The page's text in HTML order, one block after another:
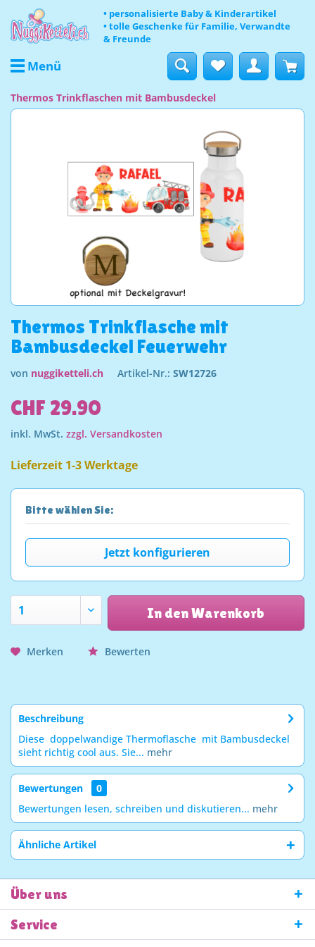
• personalisierte Baby & Kinderartikel
• tolle Geschenke für Familie, Verwandte
& Freunde
Menü
Thermos Trinkflaschen mit Bambusdeckel
Thermos Trinkflasche mit
Bambusdeckel Feuerwehr
von nuggiketteli.ch Artikel-Nr.: SW12726
CHF 29.90
inkl. MwSt. zzgl. Versandkosten
Lieferzeit 1-3 Werktage
Bitte wählen Sie:
Jetzt konfigurieren
In den Warenkorb
Merken Bewerten
Beschreibung
Diese doppelwandige Thermoflasche mit Bambusdeckel
sieht richtig cool aus. Sie... mehr
Bewertungen
0
Bewertungen lesen, schreiben und diskutieren... mehr
Ähnliche Artikel
Über uns
Service